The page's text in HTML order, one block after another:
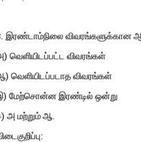
இரண்டாம்நிலை விவரங்களுக்கான
வெளியிடப்பட்ட விவரங்கள்
வெளியிடப்படாத விவரங்கள்
மேற்சொன்ன இரண்டில் ஒன்று
அ மற்றும் ஆ.